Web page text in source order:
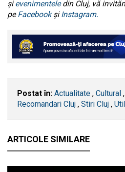
șievenimenteledin Cluj, vă
peFacebookșiInstagram.
Postat în: Actualitate , Cultural ,
Recomandari Cluj , Stiri Cluj ,
ARTICOLE SIMILARE